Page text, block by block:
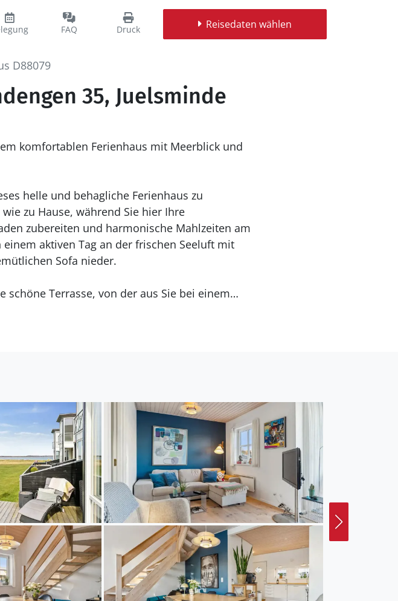
FAQ Druck Reisedaten wählen
D88079
35, Juelsminde
komfortablen Ferienhaus mit Meerblick und
helle und behagliche Ferienhaus zu
zu Hause, während Sie hier Ihre
zubereiten und harmonische Mahlzeiten am
aktiven Tag an der frischen Seeluft mit
Sofa nieder.
Terrasse, von der aus Sie bei einem
laue Sommerabende am Grill.
Kær bei einer Kanutour oder wandern Sie
im Freilichtmuseum Glud.